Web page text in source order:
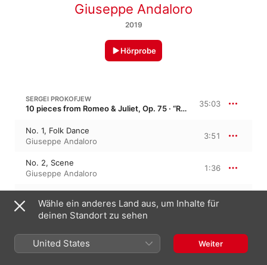
Giuseppe Andaloro
2019
Hörprobe
SERGEI PROKOFJEW
10 pieces from Romeo & Juliet, Op. 75 · “Romeo und Julia, 10 Stücke für Klavier” 35:03
No. 1, Folk Dance
Giuseppe Andaloro
3:51
No. 2, Scene
Giuseppe Andaloro
1:36
Giuseppe Andaloro
3:19
Giuseppe Andaloro
4:09
Wähle ein anderes Land aus, um Inhalte für
deinen Standort zu sehen
United States Weiter